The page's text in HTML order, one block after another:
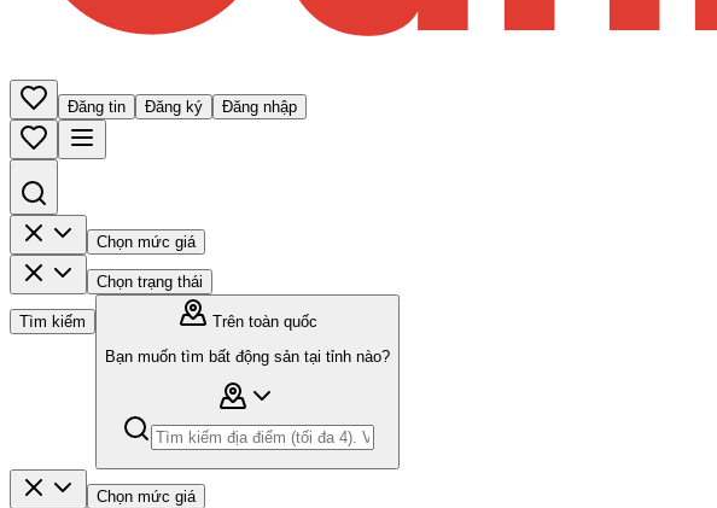
Đăng tin Đăng ký Đăng nhập
Chọn mức giá
Chọn trạng thái
Tìm kiếm
Trên toàn quốc
Bạn muốn tìm bất động sản tại tỉnh nào?
Chọn mức giá